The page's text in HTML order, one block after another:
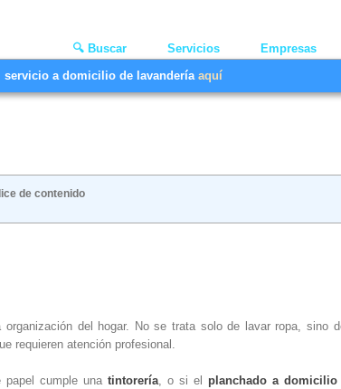
🔍 Buscar Servicios Empresas
de contenido
organización del hogar. No se trata solo de lavar ropa, sino
requieren atención profesional.
papel cumple una tintorería, o si el planchado a domicilio
servicio a domicilio de lavanderíaaquí